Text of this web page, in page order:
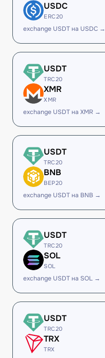
USDC
ERC20
exchange USDT на USDC →
USDT
TRC20
XMR
XMR
exchange USDT на XMR →
USDT
TRC20
BNB
BEP20
exchange USDT на BNB →
USDT
TRC20
SOL
SOL
exchange USDT на SOL →
USDT
TRC20
TRX
TRX